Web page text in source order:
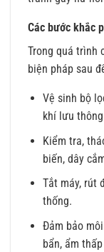
Các bước khắc
Trong quá trình
biện pháp sau
Vệ sinh bộ
khí lưu
Kiểm tra,
biến, dây
Tắt máy, rút
thống.
Đảm bảo
bẩn, ẩm